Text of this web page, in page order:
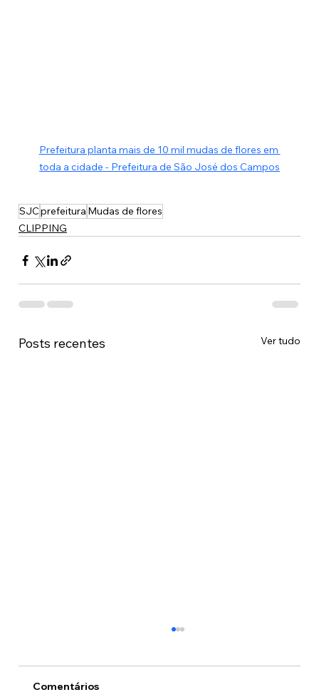
Prefeitura planta mais de 10 mil mudas de flores em
toda a cidade - Prefeitura de São José dos Campos
SJCprefeitura Mudas de flores
CLIPPING
Posts recentes Ver tudo
Comentários